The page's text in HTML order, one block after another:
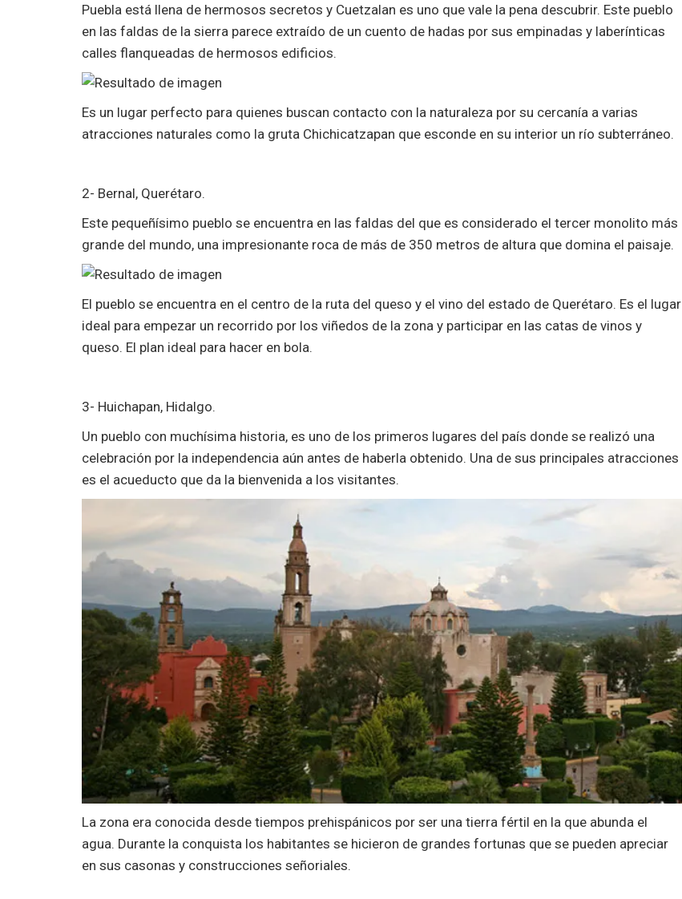
Puebla está llena de hermosos secretos y Cuetzalan es uno que vale la pena descubrir. Este pueblo
en las faldas de la sierra parece extraído de un cuento de hadas por sus empinadas y laberínticas
calles flanqueadas de hermosos edificios.
Es un lugar perfecto para quienes buscan contacto con la naturaleza por su cercanía a varias
atracciones naturales como la gruta Chichicatzapan que esconde en su interior un río subterráneo.
2- Bernal, Querétaro.
Este pequeñísimo pueblo se encuentra en las faldas del que es considerado el tercer monolito más
grande del mundo, una impresionante roca de más de 350 metros de altura que domina el paisaje.
El pueblo se encuentra en el centro de la ruta del queso y el vino del estado de Querétaro. Es el lugar
ideal para empezar un recorrido por los viñedos de la zona y participar en las catas de vinos y
queso. El plan ideal para hacer en bola.
3- Huichapan, Hidalgo.
Un pueblo con muchísima historia, es uno de los primeros lugares del país donde se realizó una
celebración por la independencia aún antes de haberla obtenido. Una de sus principales atracciones
es el acueducto que da la bienvenida a los visitantes.
La zona era conocida desde tiempos prehispánicos por ser una tierra fértil en la que abunda el
agua. Durante la conquista los habitantes se hicieron de grandes fortunas que se pueden apreciar
en sus casonas y construcciones señoriales.